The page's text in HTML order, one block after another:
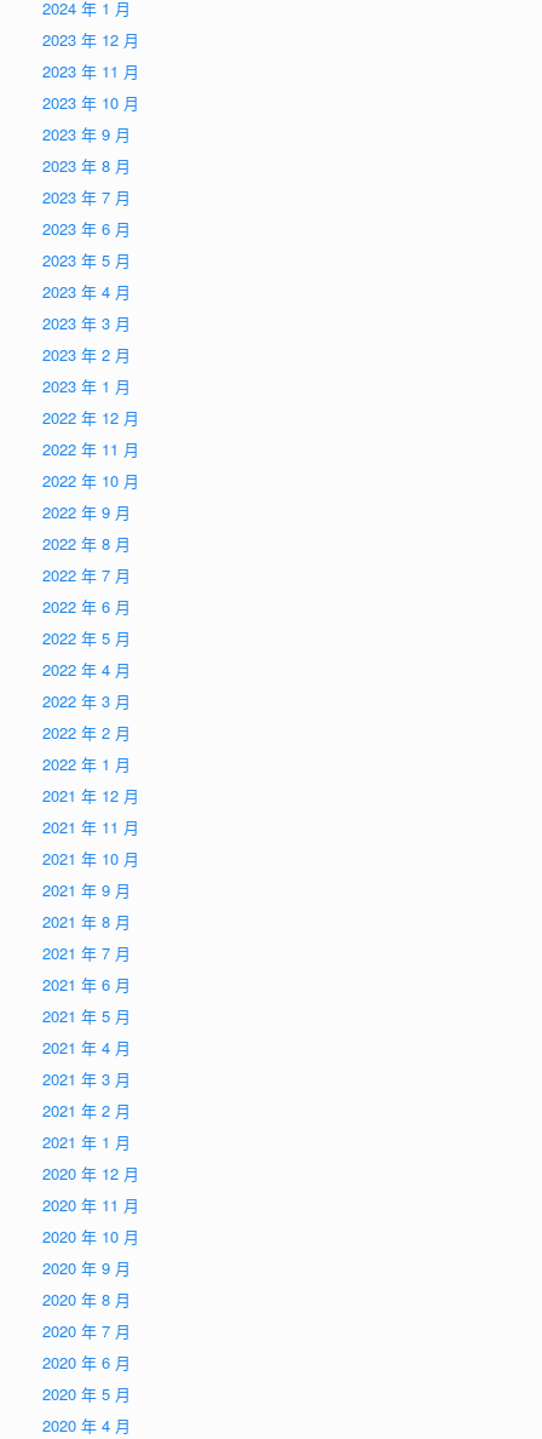
2024 年 1 月
2023 年 12 月
2023 年 11 月
2023 年 10 月
2023 年 9 月
2023 年 8 月
2023 年 7 月
2023 年 6 月
2023 年 5 月
2023 年 4 月
2023 年 3 月
2023 年 2 月
2023 年 1 月
2022 年 12 月
2022 年 11 月
2022 年 10 月
2022 年 9 月
2022 年 8 月
2022 年 7 月
2022 年 6 月
2022 年 5 月
2022 年 4 月
2022 年 3 月
2022 年 2 月
2022 年 1 月
2021 年 12 月
2021 年 11 月
2021 年 10 月
2021 年 9 月
2021 年 8 月
2021 年 7 月
2021 年 6 月
2021 年 5 月
2021 年 4 月
2021 年 3 月
2021 年 2 月
2021 年 1 月
2020 年 12 月
2020 年 11 月
2020 年 10 月
2020 年 9 月
2020 年 8 月
2020 年 7 月
2020 年 6 月
2020 年 5 月
2020 年 4 月